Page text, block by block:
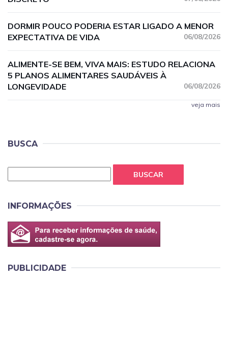
DORMIR POUCO PODERIA ESTAR LIGADO A MENOR
EXPECTATIVA DE VIDA
06/08/2026
ALIMENTE-SE BEM, VIVA MAIS: ESTUDO RELACIONA
5 PLANOS ALIMENTARES SAUDÁVEIS À
LONGEVIDADE
06/08/2026
veja mais
BUSCA
BUSCAR
INFORMAÇÕES
PUBLICIDADE